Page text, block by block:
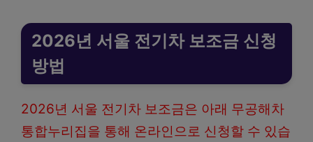
2026년 서울 전기차 보조금 신청
방법
2026년 서울 전기차 보조금은 아래 무공해차
통합누리집을 통해 온라인으로 신청할 수 있습